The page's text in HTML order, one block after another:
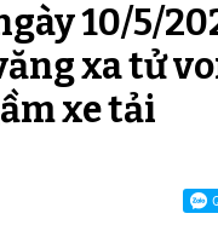
10/5/
xa tử
xe tải